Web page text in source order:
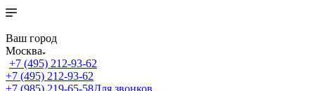
Ваш город
Москва
+7 (495) 212-93-62
+7 (495) 212-93-62
+7 (985) 219-65-58Для звонков